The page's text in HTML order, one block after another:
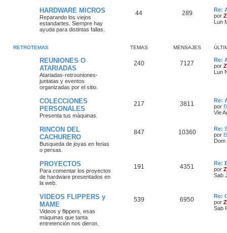
HARDWARE MICROS
Reparando los viejos
estandartes. Siempre hay
ayuda para distintas fallas.
44 289
Re:
por
Lun
RETROTEMAS TEMAS MENSAJES
REUNIONES O
ATARIADAS
Atariadas-retrouniones-
juntatas y eventos
organizadas por el sitio.
240 7127
Re:
por
Lun
COLECCIONES
PERSONALES
Presenta tus máquinas.
217 3811
Re:
por
Vie
RINCON DEL
CACHURERO
Busqueda de joyas en ferias
o persas.
847 10360
Re:
por
Dom
PROYECTOS
Para comentar los proyectos
de hardware presentados en
la web.
191 4351
Re:
por
Sab
VIDEOS FLIPPERS y
MAME
Videos y flippers, esas
máquinas que tanta
entretención nos dieron.
539 6950
Re:
por
Sab